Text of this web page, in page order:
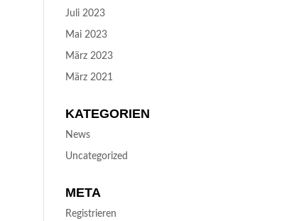
Juli 2023
Mai 2023
März 2023
März 2021
KATEGORIEN
News
Uncategorized
META
Registrieren